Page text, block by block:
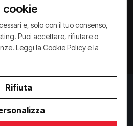
Archivio News
/Cookie Policy
- powered by
cookie
e, solo con il tuo consenso,
Puoi accettare, rifiutare o
Leggi la Cookie Policy e la
Rifiuta